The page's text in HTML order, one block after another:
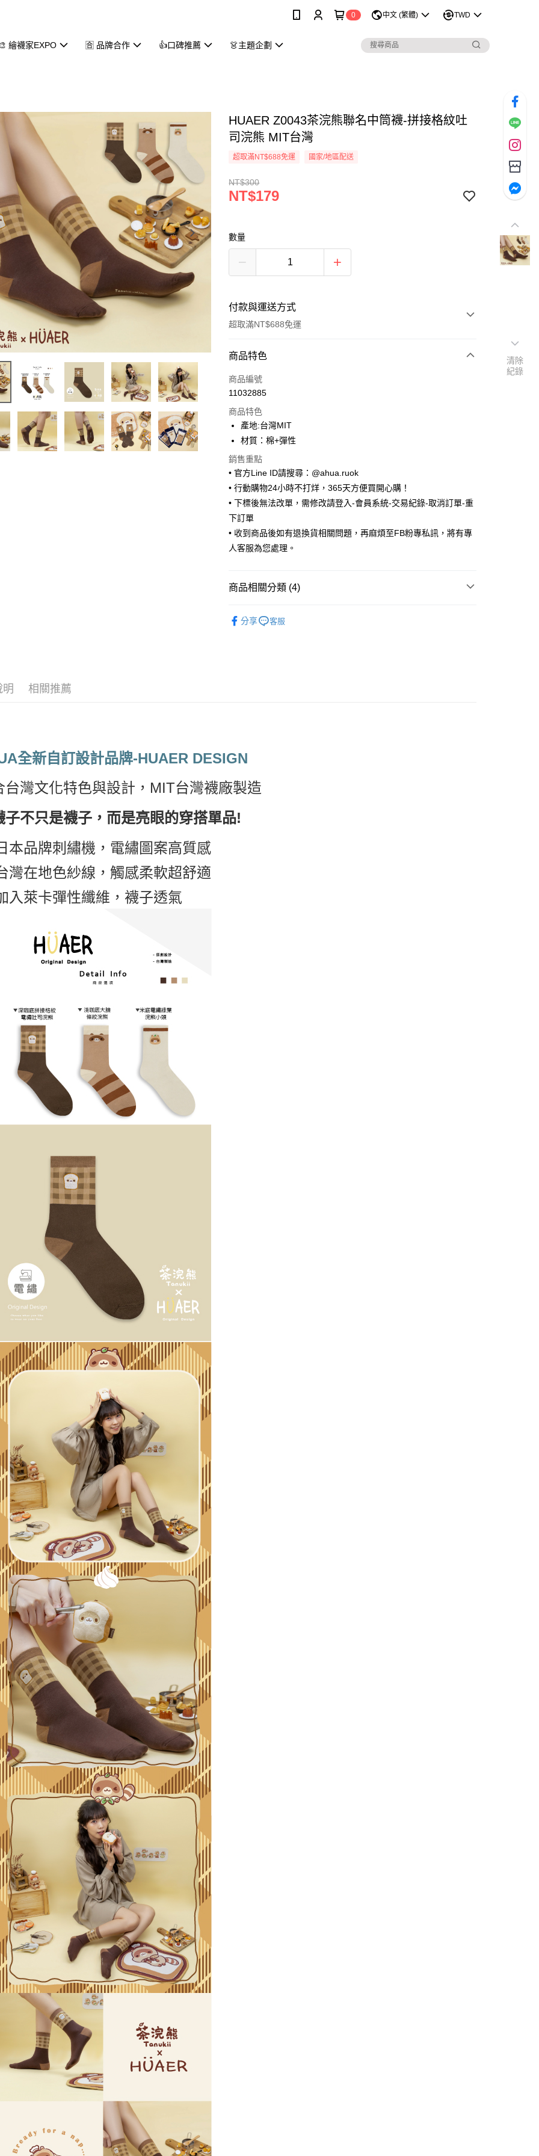
0 中文 (繁體) TWD
繪襪家EXPO 🈴 品牌合作 👍口碑推薦 👗主題企劃
HUAER Z0043茶浣熊聯名中筒襪-拼接格紋吐
司浣熊 MIT台灣
超取滿NT$688免運 國家/地區配送
NT$300
NT$179
數量
付款與運送方式
超取滿NT$688免運
付款方式
信用卡一次付款
LINE Pay
Apple Pay
街口支付
悠遊付
運送方式
每筆NT$65，滿NT$688(含以上)免運費
每筆NT$65，滿NT$688(含以上)免運費
宅配(外島)
每筆NT$125，滿NT$1,500(含以上)免運費
香港澳門地區
商品特色
商品編號
11032885
商品特色
產地:台灣MIT
材質：棉+彈性
銷售重點
• 官方Line ID請搜尋：@ahua.ruok
• 行動購物24小時不打烊，365天方便買開心購！
• 下標後無法改單，需修改請登入-會員系統-交易紀錄-取消訂單-重
下訂單
• 收到商品後如有退換貨相關問題，再麻煩至FB粉專私訊，將有專
人客服為您處理。
商品相關分類 (4)
分享 客服
明 相關推薦
全新自訂設計品牌-HUAER DESIGN
台灣文化特色與設計，MIT台灣襪廠製造
子不只是襪子，而是亮眼的穿搭單品!
本品牌刺繡機，電繡圖案高質感
灣在地色紗線，觸感柔軟超舒適
入萊卡彈性纖維，襪子透氣
清除
紀錄